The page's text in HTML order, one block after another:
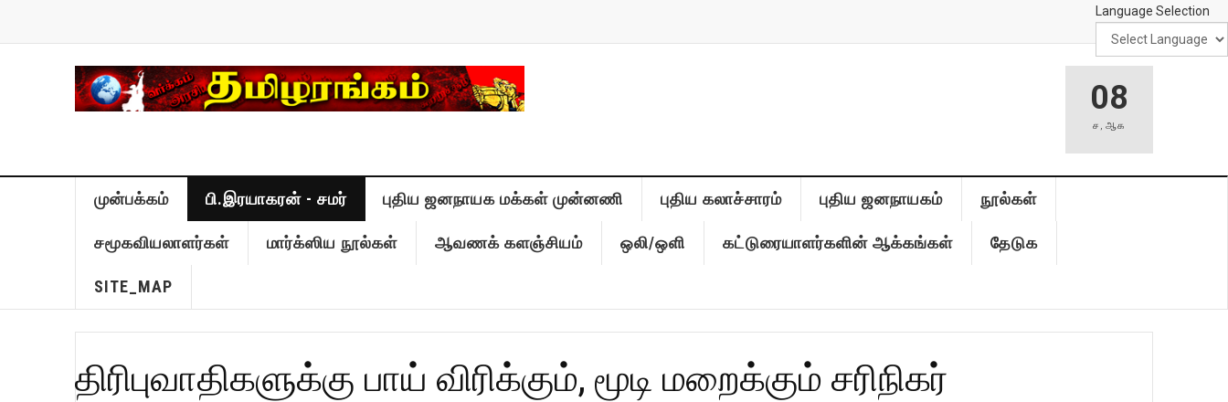
Language Selection
08
ச , ஆக
முன்பக்கம் பி.இரயாகரன் - சமர் புதிய ஜனநாயக மக்கள் முன்னணி புதிய கலாச்சாரம் புதிய ஜனநாயகம் நூல்கள்
சமூகவியலாளர்கள் மார்க்ஸிய நூல்கள் ஆவணக் களஞ்சியம் ஒலி/ஒளி கட்டுரையாளர்களின் ஆக்கங்கள் தேடுக
SITE_MAP
திரிபுவாதிகளுக்கு பாய் விரிக்கும், மூடி மறைக்கும் சரிநிகர்